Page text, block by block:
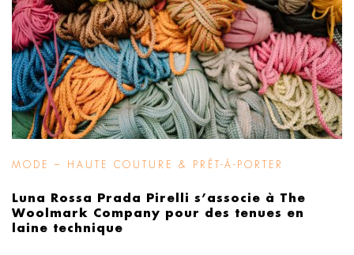
MODE – HAUTE COUTURE & PRÊT-À-PORTER
Luna Rossa Prada Pirelli s’associe à The
Woolmark Company pour des tenues en
laine technique